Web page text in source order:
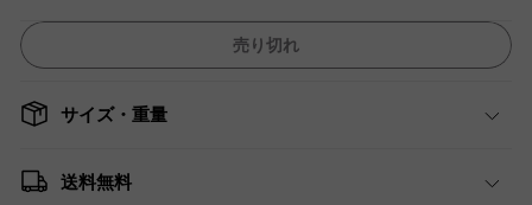
売り切れ
サイズ・重量
送料無料